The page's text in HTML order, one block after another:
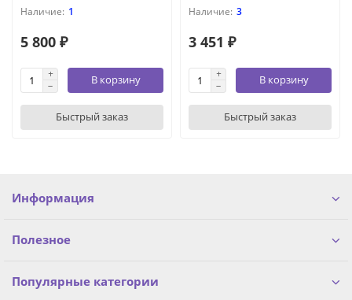
1
5 800 ₽
В корзину
Быстрый заказ
3
3 451 ₽
В корзину
Быстрый заказ
Информация
Полезное
Популярные категории